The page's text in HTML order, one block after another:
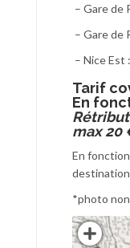
– Gare de
– Gare de
– Nice Est
Tarif
En
max 20
En
*photo